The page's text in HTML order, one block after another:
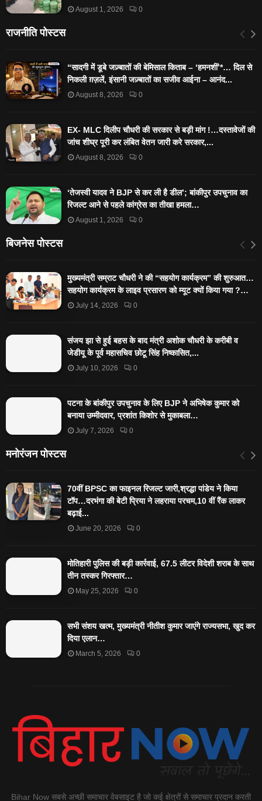
August 1, 2026 0
राजनीति पोस्टस
“सादगी में डूबे जज़्बातों की बेमिसाल किताब – ‘हमनशीं’*… दिल से
निकली ग़ज़लें, इंसानी जज़्बातों का सजीव आईना – आनंद...
August 8, 2026 0
EX- MLC दिलीप चौधरी की सरकार से बड़ी मांग !…दस्तावेजों की
जांच शीघ्र पूरी कर लंबित वेतन जारी करे सरकार,...
August 8, 2026 0
‘तेजस्‍वी यादव ने BJP से कर ली है डील’; बांकीपुर उपचुनाव का
रिजल्‍ट आने से पहले कांग्रेस का तीखा हमला…
August 1, 2026 0
बिजनेस पोस्टस
मुख्यमंत्री सम्राट चौधरी ने की “सहयोग कार्यक्रम” की शुरुआत…
सहयोग कार्यक्रम के लाइव प्रसारण को म्यूट क्यों किया गया ?…
July 14, 2026 0
संजय झा से हुई बहस के बाद मंत्री अशोक चौधरी के करीबी व
जेडीयू के पूर्व महासचिव छोटू सिंह निष्कासित,...
July 10, 2026 0
पटना के बांकीपुर उपचुनाव के लिए BJP ने अभिषेक कुमार को
बनाया उम्मीदवार, प्रशांत किशोर से मुकाबला…
July 7, 2026 0
मनोरंजन पोस्टस
70वीं BPSC का फाइनल रिजल्ट जारी,श्रद्धा पांडेय ने किया
टॉप…दरभंगा की बेटी प्रिया ने लहराया परचम,10 वीं रैंक लाकर
बढ़ाई...
June 20, 2026 0
मोतिहारी पुलिस की बड़ी कार्रवाई, 67.5 लीटर विदेशी शराब के साथ
तीन तस्कर गिरफ्तार…
May 25, 2026 0
सभी संशय खत्म, मुख्यमंत्री नीतीश कुमार जाएंगे राज्यसभा, खुद कर
दिया एलान…
March 5, 2026 0
Bihar Now सबसे अच्छी समाचार वेबसाइट है जो कई क्षेत्रों से समाचार प्रदान करती